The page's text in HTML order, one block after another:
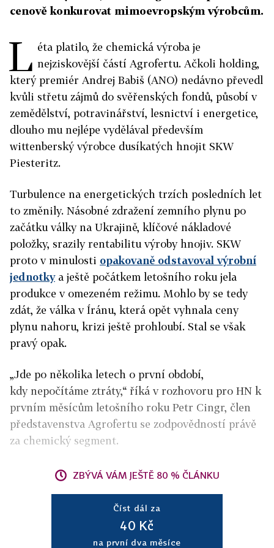
cenově konkurovat mimoevropským výrobcům.
L éta platilo, že chemická výroba je
nejziskovější částí Agrofertu. Ačkoli holding,
který premiér Andrej Babiš (ANO) nedávno převedl
kvůli střetu zájmů do svěřenských fondů, působí v
zemědělství, potravinářství, lesnictví i energetice,
dlouho mu nejlépe vydělával především
wittenberský výrobce dusíkatých hnojit SKW
Piesteritz.
Turbulence na energetických trzích posledních let
to změnily. Násobné zdražení zemního plynu po
začátku války na Ukrajině, klíčové nákladové
položky, srazily rentabilitu výroby hnojiv. SKW
proto v minulosti opakovaně odstavoval výrobní
jednotkya ještě počátkem letošního roku jela
produkce v omezeném režimu. Mohlo by se tedy
zdát, že válka v Íránu, která opět vyhnala ceny
plynu nahoru, krizi ještě prohloubí. Stal se však
pravý opak.
„Jde po několika letech o první období,
kdy nepočítáme ztráty,“ říká v rozhovoru pro HN k
prvním měsícům letošního roku Petr Cingr, člen
představenstva Agrofertu se zodpovědností právě
za chemický segment.
ZBÝVÁ VÁM JEŠTĚ 80 % ČLÁNKU
Číst dál za
40 Kč
na první dva měsíce